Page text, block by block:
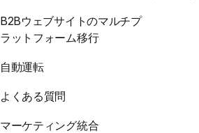
B2Bウェブサイトのマルチプ
ラットフォーム移行
自動運転
よくある質問
マーケティング統合